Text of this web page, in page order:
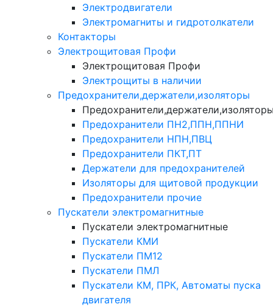
Электродвигатели
Электромагниты и гидротолкатели
Контакторы
Электрощитовая Профи
Электрощитовая Профи
Электрощиты в наличии
Предохранители,держатели,изоляторы
Предохранители ПН2,ППН,ППНИ
Предохранители НПН,ПВЦ
Предохранители ПКТ,ПТ
Держатели для предохранителей
Изоляторы для щитовой продукции
Предохранители прочие
Пускатели электромагнитные
Пускатели электромагнитные
Пускатели КМИ
Пускатели ПМ12
Пускатели ПМЛ
Пускатели КМ, ПРК, Автоматы пуска
двигателя